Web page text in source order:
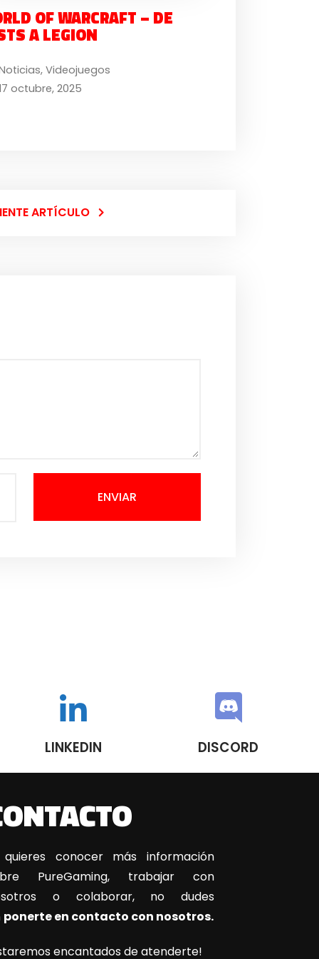
OF WARCRAFT – DE
A LEGION
,Videojuegos
octubre, 2025
ARTÍCULO
ENVIAR
LINKEDIN DISCORD
quieres conocer más información
PureGaming, trabajar con
o colaborar, no dudes
ponerte en contacto con nosotros.
encantados de atenderte!